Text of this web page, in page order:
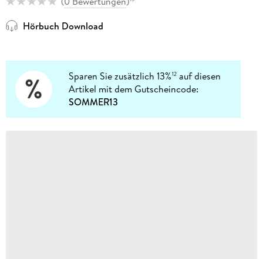
Hörbuch Download
Sparen Sie zusätzlich 13%12 auf diesen
Artikel mit dem Gutscheincode:
SOMMER13